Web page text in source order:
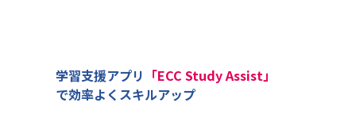
学習支援アプリ 「ECC Study Assist」
で効率よくスキルアップ